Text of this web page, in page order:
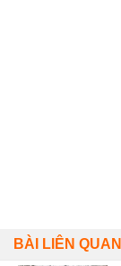
BÀI LIÊN QUAN